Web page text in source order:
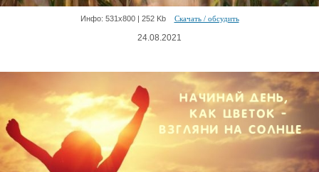
Инфо: 531х800 | 252 Kb Скачать / обсудить
24.08.2021